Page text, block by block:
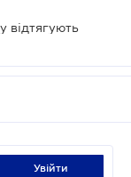
відтягують
увійти